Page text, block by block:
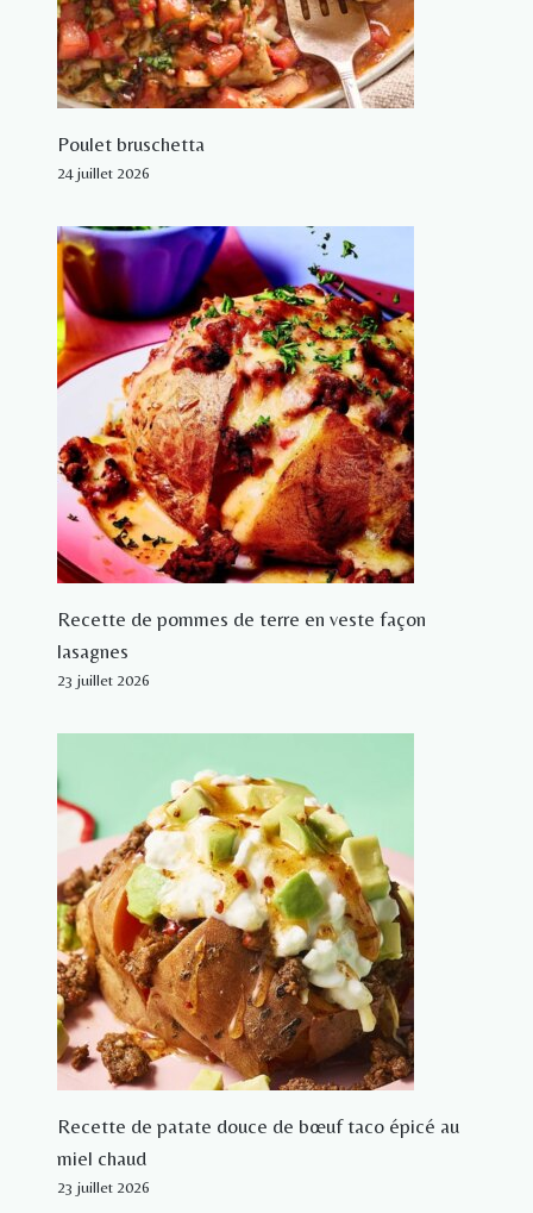
Poulet bruschetta
24 juillet 2026
Recette de pommes de terre en veste façon
lasagnes
23 juillet 2026
Recette de patate douce de bœuf taco épicé au
miel chaud
23 juillet 2026